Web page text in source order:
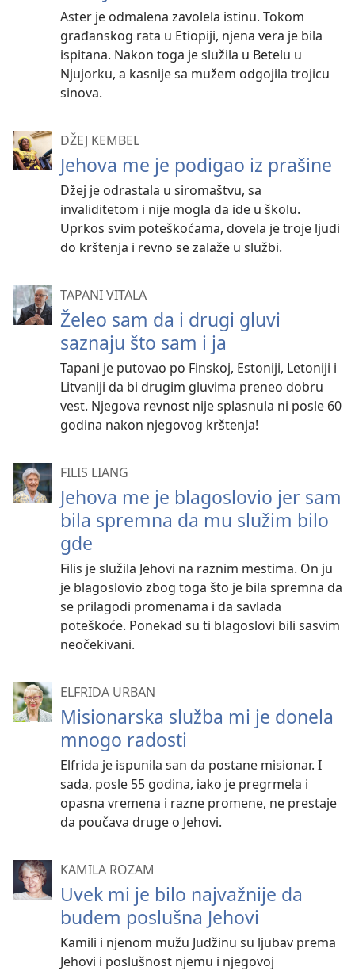
Aster je odmalena zavolela istinu. Tokom
građanskog rata u Etiopiji, njena vera je bila
ispitana. Nakon toga je služila u Betelu u
Njujorku, a kasnije sa mužem odgojila trojicu
sinova.
DŽEJ KEMBEL
Jehova me je podigao iz prašine
Džej je odrastala u siromaštvu, sa
invaliditetom i nije mogla da ide u školu.
Uprkos svim poteškoćama, dovela je troje ljudi
do krštenja i revno se zalaže u službi.
TAPANI VITALA
Želeo sam da i drugi gluvi
saznaju što sam i ja
Tapani je putovao po Finskoj, Estoniji, Letoniji i
Litvaniji da bi drugim gluvima preneo dobru
vest. Njegova revnost nije splasnula ni posle 60
godina nakon njegovog krštenja!
FILIS LIANG
Jehova me je blagoslovio jer sam
bila spremna da mu služim bilo
gde
Filis je služila Jehovi na raznim mestima. On ju
je blagoslovio zbog toga što je bila spremna da
se prilagodi promenama i da savlada
poteškoće. Ponekad su ti blagoslovi bili sasvim
neočekivani.
ELFRIDA URBAN
Misionarska služba mi je donela
mnogo radosti
Elfrida je ispunila san da postane misionar. I
sada, posle 55 godina, iako je pregrmela i
opasna vremena i razne promene, ne prestaje
da poučava druge o Jehovi.
KAMILA ROZAM
Uvek mi je bilo najvažnije da
budem poslušna Jehovi
Kamili i njenom mužu Judžinu su ljubav prema
Jehovi i poslušnost njemu i njegovoj